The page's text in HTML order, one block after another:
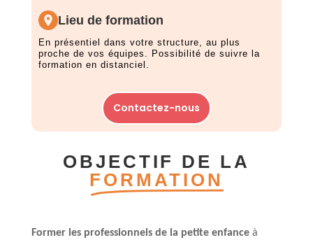
Lieu de formation
En présentiel dans votre structure, au plus
proche de vos équipes. Possibilité de suivre la
formation en distanciel.
Contactez-nous
OBJECTIF DE LA
FORMATION
Former les professionnels de la petite enfanceà